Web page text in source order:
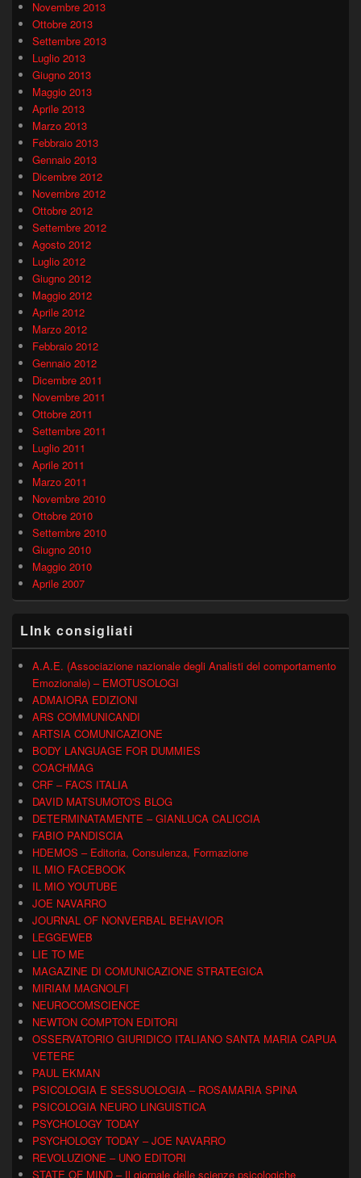
Novembre 2013
Ottobre 2013
Settembre 2013
Luglio 2013
Giugno 2013
Maggio 2013
Aprile 2013
Marzo 2013
Febbraio 2013
Gennaio 2013
Dicembre 2012
Novembre 2012
Ottobre 2012
Settembre 2012
Agosto 2012
Luglio 2012
Giugno 2012
Maggio 2012
Aprile 2012
Marzo 2012
Febbraio 2012
Gennaio 2012
Dicembre 2011
Novembre 2011
Ottobre 2011
Settembre 2011
Luglio 2011
Aprile 2011
Marzo 2011
Novembre 2010
Ottobre 2010
Settembre 2010
Giugno 2010
Maggio 2010
Aprile 2007
LInk consigliati
A.A.E. (Associazione nazionale degli Analisti del comportamento
Emozionale) – EMOTUSOLOGI
ADMAIORA EDIZIONI
ARS COMMUNICANDI
ARTSIA COMUNICAZIONE
BODY LANGUAGE FOR DUMMIES
COACHMAG
CRF – FACS ITALIA
DAVID MATSUMOTO'S BLOG
DETERMINATAMENTE – GIANLUCA CALICCIA
FABIO PANDISCIA
HDEMOS – Editoria, Consulenza, Formazione
IL MIO FACEBOOK
IL MIO YOUTUBE
JOE NAVARRO
JOURNAL OF NONVERBAL BEHAVIOR
LEGGEWEB
LIE TO ME
MAGAZINE DI COMUNICAZIONE STRATEGICA
MIRIAM MAGNOLFI
NEUROCOMSCIENCE
NEWTON COMPTON EDITORI
OSSERVATORIO GIURIDICO ITALIANO SANTA MARIA CAPUA
VETERE
PAUL EKMAN
PSICOLOGIA E SESSUOLOGIA – ROSAMARIA SPINA
PSICOLOGIA NEURO LINGUISTICA
PSYCHOLOGY TODAY
PSYCHOLOGY TODAY – JOE NAVARRO
REVOLUZIONE – UNO EDITORI
STATE OF MIND – Il giornale delle scienze psicologiche